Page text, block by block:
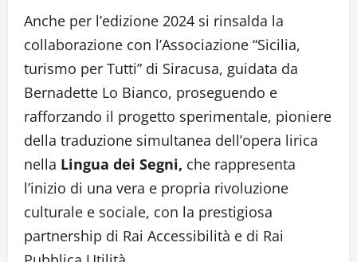
Anche per l’edizione 2024 si rinsalda la
collaborazione con l’Associazione “Sicilia,
turismo per Tutti” di Siracusa, guidata da
Bernadette Lo Bianco, proseguendo e
rafforzando il progetto sperimentale, pioniere
della traduzione simultanea dell’opera lirica
nella Lingua dei Segni, che rappresenta
l’inizio di una vera e propria rivoluzione
culturale e sociale, con la prestigiosa
partnership di Rai Accessibilità e di Rai